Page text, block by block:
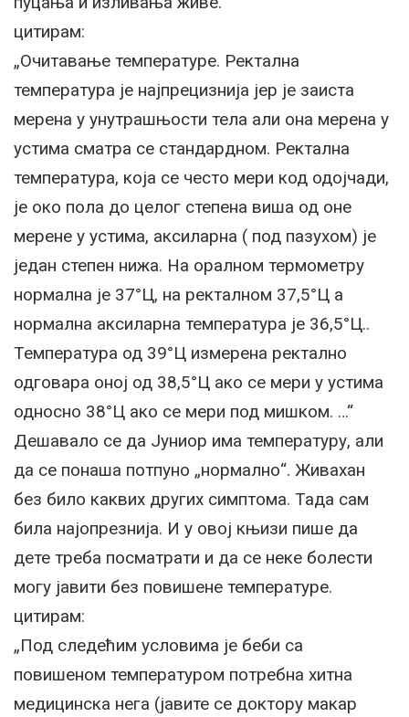
цитирам:
„Очитавање температуре. Ректална
температура је најпрецизнија јер је заиста
мерена у унутрашњости тела али она мерена у
устима сматра се стандардном. Ректална
температура, која се често мери код одојчади,
је око пола до целог степена виша од оне
мерене у устима, аксиларна ( под пазухом) је
један степен нижа. На оралном термометру
нормална је 37°Ц, на ректалном 37,5°Ц а
нормална аксиларна температура је 36,5°Ц..
Температура од 39°Ц измерена ректално
одговара оној од 38,5°Ц ако се мери у устима
односно 38°Ц ако се мери под мишком. …“
Дешавало се да Јуниор има температуру, али
да се понаша потпуно „нормално“. Живахан
без било каквих других симптома. Тада сам
била најопрезнија. И у овој књизи пише да
дете треба посматрати и да се неке болести
могу јавити без повишене температуре.
цитирам:
„Под следећим условима је беби са
повишеном температуром потребна хитна
медицинска нега (јавите се доктору макар